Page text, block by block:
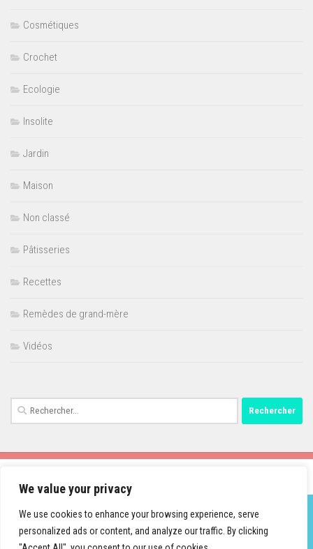
We value your privacy
We use cookies to enhance your browsing experience, serve
personalized ads or content, and analyze our traffic. By clicking
Cosmétiques
Crochet
Ecologie
Insolite
Jardin
Maison
Non classé
Pâtisseries
Recettes
Remèdes de grand-mère
Vidéos
Rechercher :
Fièrement propulsé par - Conçu par